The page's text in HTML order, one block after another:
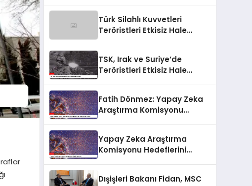
Türk Silahlı Kuvvetleri
Teröristleri Etkisiz Hale
TSK, Irak ve Suriye’de
Teröristleri Etkisiz Hale
Fatih Dönmez: Yapay Zeka
Araştırma Komisyonu
Yapay Zeka Araştırma
Komisyonu Hedeflerini
Dışişleri Bakanı Fidan, MSC